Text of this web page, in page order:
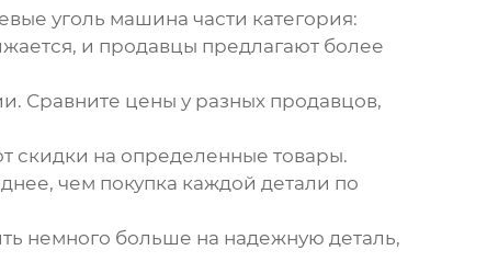
уголь машина части категория:
и продавцы предлагают более
Сравните цены у разных продавцов,
скидки на определенные товары.
чем покупка каждой детали по
немного больше на надежную деталь,